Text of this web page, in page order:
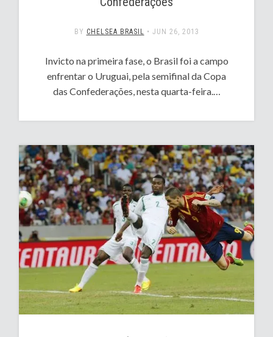
BY CHELSEA BRASIL • JUN 26, 2013
Invicto na primeira fase, o Brasil foi a campo
enfrentar o Uruguai, pela semifinal da Copa
das Confederações, nesta quarta-feira.…